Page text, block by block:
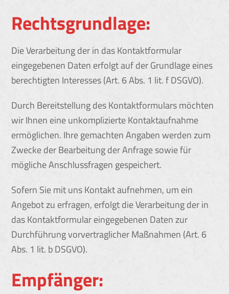
Rechtsgrundlage:
Die Verarbeitung der in das Kontaktformular
eingegebenen Daten erfolgt auf der Grundlage eines
berechtigten Interesses (Art. 6 Abs. 1 lit. f DSGVO).
Durch Bereitstellung des Kontaktformulars möchten
wir Ihnen eine unkomplizierte Kontaktaufnahme
ermöglichen. Ihre gemachten Angaben werden zum
Zwecke der Bearbeitung der Anfrage sowie für
mögliche Anschlussfragen gespeichert.
Sofern Sie mit uns Kontakt aufnehmen, um ein
Angebot zu erfragen, erfolgt die Verarbeitung der in
das Kontaktformular eingegebenen Daten zur
Durchführung vorvertraglicher Maßnahmen (Art. 6
Abs. 1 lit. b DSGVO).
Empfänger: